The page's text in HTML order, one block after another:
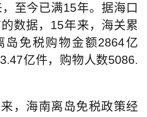
至今已满15年。据海口
数据，15年来，海关累
岛免税购物金额2864亿
亿件，购物人数5086.
，海南离岛免税政策经